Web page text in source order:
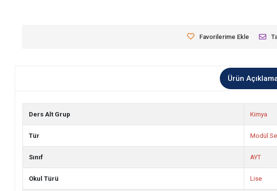
Favorilerime Ekle
Ürün
Ders Alt Grup Kimya
Tür Modül
Sınıf AYT
Okul Türü Lise